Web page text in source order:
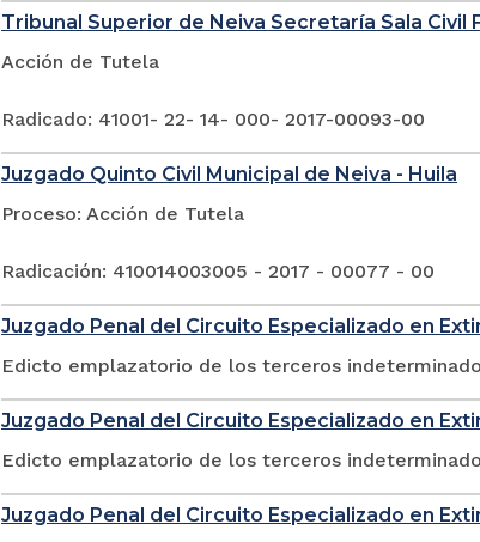
Tribunal Superior de Neiva Secretaría Sala Civil
Acción de Tutela
Radicado: 41001- 22- 14- 000- 2017-00093-00
Juzgado Quinto Civil Municipal de Neiva - Huila
Proceso: Acción de Tutela
Radicación: 410014003005 - 2017 - 00077 - 00
Juzgado Penal del Circuito Especializado en
Edicto emplazatorio de los terceros
Juzgado Penal del Circuito Especializado en
Edicto emplazatorio de los terceros
Juzgado Penal del Circuito Especializado en